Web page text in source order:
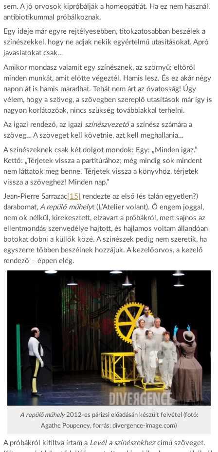
sem. A jó orvosok kipróbálják a homeopátiát. Ha ez nem használ,
antibiotikummal próbálkoznak.
Egy ideje már egyre rejtélyesebben, titokzatosabban beszélek a
színészekkel, hogy ne adjak nekik egyértelmű utasításokat. Apró
javaslatokat csak…
Amikor mondasz valamit egy színésznek, az szörnyű: eltöröl
minden munkát, amit előtte végeztél. Hamis lesz. És ez akár négy
napon át is hamis maradhat. Tehát nem árt az óvatosság! Úgy
vélem, hogy a szöveg, a szövegben szereplő utasítások már így is
nagyon korlátozóak, nincs szükség továbbiakkal terhelni.
Az igazi rendező, az igazi színészvezetőa színész számára a
szöveg… A szöveget kell követnie, azt kell meghallania…
A színészeknek csak két dolgot mondok: Egy: „Minden igaz.”
Kettő: „Térjetek vissza a partitúrához; még mindig sok mindent
nem láttatok meg benne. Térjetek vissza a könyvhöz, térjetek
vissza a szöveghez! Minden nap.”
Jean-Pierre Sarrazac[15]
rendezte az első (és talán egyetlen?)
darabomat, A repülő műhelyt (L’Atelier volant). Ő engem joggal,
nem ok nélkül, kirekesztett, elzavart a próbákról, mert sajnos az
ellentmondás szenvedélye hajtott, és hajlamos voltam állandóan
botokat dobni a küllők közé. A színészek pedig nem szeretik, ha
egyszerre többen beszélnek hozzájuk. A kezelőorvos, a kezelő
rendező – éppen elég.
A repülő műhely2012-es párizsi előadásán készült felvétel (fotó:
Agathe Poupeney, forrás: divergence-image.com)
A próbákról kitiltva írtam a Levél a színészekhezcímű szöveget.